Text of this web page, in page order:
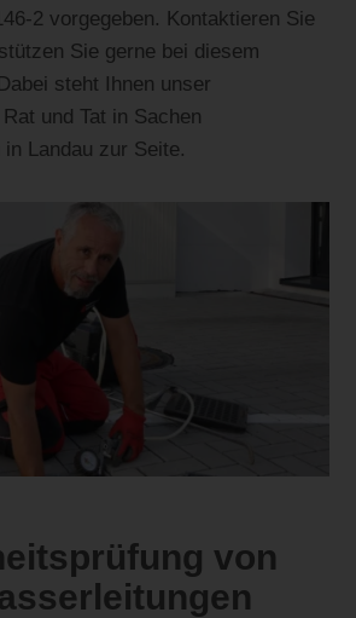
2 vorgegeben. Kontaktieren Sie
Sie gerne bei diesem
steht Ihnen unser
und Tat in Sachen
Landau zur Seite.
von